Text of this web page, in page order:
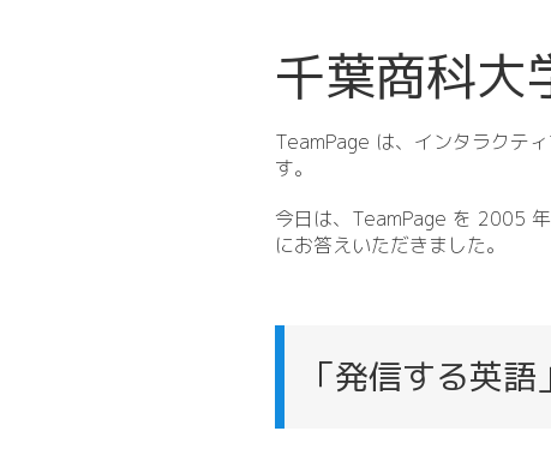
千葉商科大
TeamPage は、インタラクテ
す。
今日は、TeamPage を 2005
にお答えいただきました。
「発信する英